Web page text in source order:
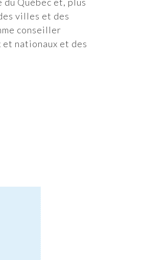
villes et des
conseiller
et nationaux et des